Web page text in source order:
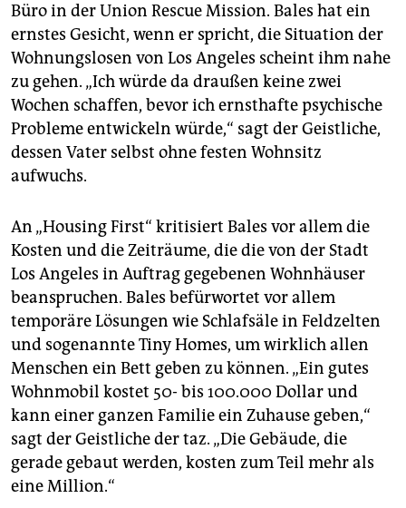
Büro in der Union Rescue Mission. Bales hat ein
ernstes Gesicht, wenn er spricht, die Situation der
Wohnungslosen von Los Angeles scheint ihm nahe
zu gehen. „Ich würde da draußen keine zwei
Wochen schaffen, bevor ich ernsthafte psychische
Probleme entwickeln würde,“ sagt der Geistliche,
dessen Vater selbst ohne festen Wohnsitz
aufwuchs.
An „Housing First“ kritisiert Bales vor allem die
Kosten und die Zeiträume, die die von der Stadt
Los Angeles in Auftrag gegebenen Wohnhäuser
beanspruchen. Bales befürwortet vor allem
temporäre Lösungen wie Schlafsäle in Feldzelten
und sogenannte Tiny Homes, um wirklich allen
Menschen ein Bett geben zu können. „Ein gutes
Wohnmobil kostet 50- bis 100.000 Dollar und
kann einer ganzen Familie ein Zuhause geben,“
sagt der Geistliche der taz. „Die Gebäude, die
gerade gebaut werden, kosten zum Teil mehr als
eine Million.“